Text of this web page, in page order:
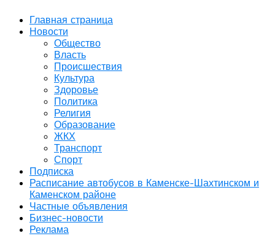
Главная страница
Новости
Общество
Власть
Происшествия
Культура
Здоровье
Политика
Религия
Образование
ЖКХ
Транспорт
Спорт
Подписка
Расписание автобусов в Каменске-Шахтинском и
Каменском районе
Частные объявления
Бизнес-новости
Реклама